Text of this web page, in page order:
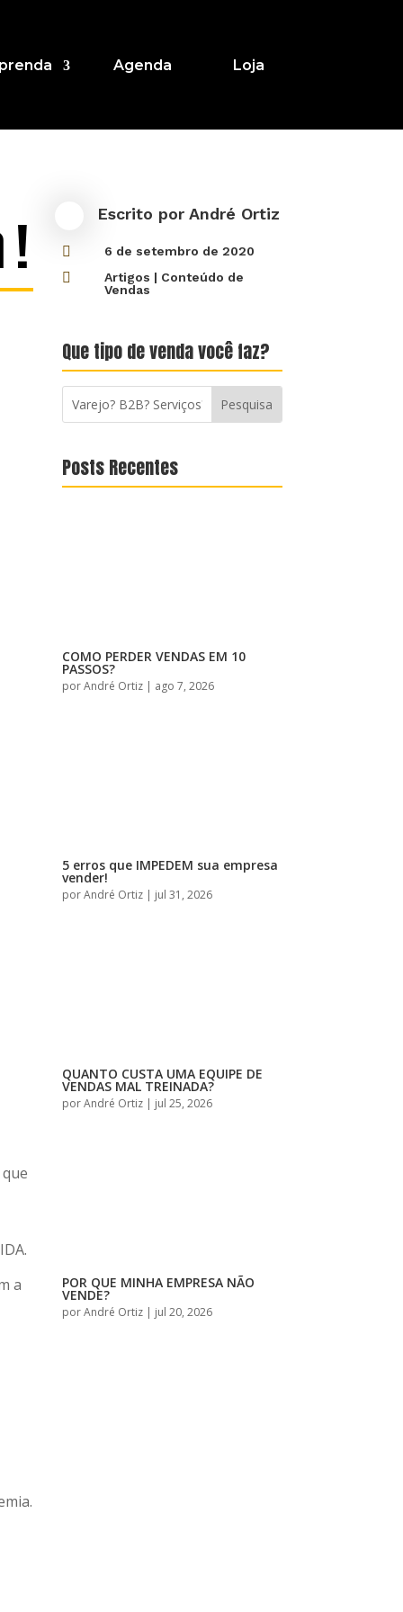
Agenda Loja
! Escrito porAndré Ortiz
 6 de setembro de 2020
 Artigos | Conteúdo de
Vendas
a
Que tipo de venda você faz?
Posts Recentes
COMO PERDER VENDAS EM 10
PASSOS?
porAndré Ortiz| ago 7, 2026
5 erros que IMPEDEM sua empresa
vender!
porAndré Ortiz| jul 31, 2026
QUANTO CUSTA UMA EQUIPE DE
VENDAS MAL TREINADA?
porAndré Ortiz| jul 25, 2026
POR QUE MINHA EMPRESA NÃO
VENDE?
porAndré Ortiz| jul 20, 2026